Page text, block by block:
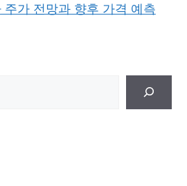
가 전망과 향후 가격 예측